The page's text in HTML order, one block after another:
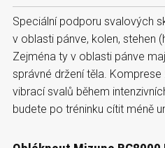
Speciální podporu svalových
v oblasti pánve, kolen, stehen
Zejména ty v oblasti pánve
správné držení těla.
vibrací svalů během
budete po tréninku cítit méně